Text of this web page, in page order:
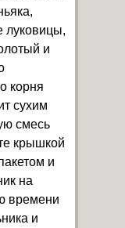
луковицы,
и
корня
сухим
смесь
крышкой
и
на
времени
и